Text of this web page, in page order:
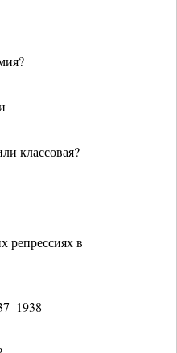
классовая?
репрессиях в